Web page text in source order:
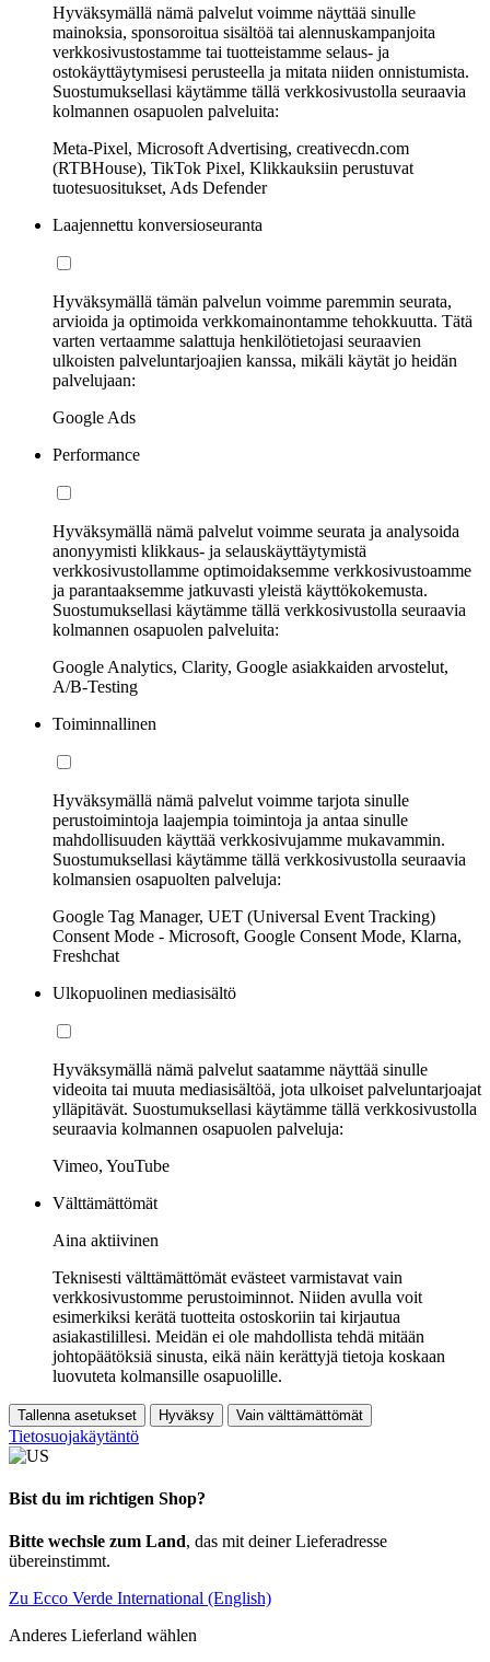
Hyväksymällä nämä palvelut voimme näyttää sinulle
mainoksia, sponsoroitua sisältöä tai alennuskampanjoita
verkkosivustostamme tai tuotteistamme selaus- ja
ostokäyttäytymisesi perusteella ja mitata niiden onnistumista.
Suostumuksellasi käytämme tällä verkkosivustolla seuraavia
kolmannen osapuolen palveluita:
Meta-Pixel, Microsoft Advertising, creativecdn.com
(RTBHouse), TikTok Pixel, Klikkauksiin perustuvat
tuotesuositukset, Ads Defender
Laajennettu konversioseuranta
Hyväksymällä tämän palvelun voimme paremmin seurata,
arvioida ja optimoida verkkomainontamme tehokkuutta. Tätä
varten vertaamme salattuja henkilötietojasi seuraavien
ulkoisten palveluntarjoajien kanssa, mikäli käytät jo heidän
palvelujaan:
Google Ads
Performance
Hyväksymällä nämä palvelut voimme seurata ja analysoida
anonyymisti klikkaus- ja selauskäyttäytymistä
verkkosivustollamme optimoidaksemme verkkosivustoamme
ja parantaaksemme jatkuvasti yleistä käyttökokemusta.
Suostumuksellasi käytämme tällä verkkosivustolla seuraavia
kolmannen osapuolen palveluita:
Google Analytics, Clarity, Google asiakkaiden arvostelut,
A/B-Testing
Toiminnallinen
Hyväksymällä nämä palvelut voimme tarjota sinulle
perustoimintoja laajempia toimintoja ja antaa sinulle
mahdollisuuden käyttää verkkosivujamme mukavammin.
Suostumuksellasi käytämme tällä verkkosivustolla seuraavia
kolmansien osapuolten palveluja:
Google Tag Manager, UET (Universal Event Tracking)
Consent Mode - Microsoft, Google Consent Mode, Klarna,
Freshchat
Ulkopuolinen mediasisältö
Hyväksymällä nämä palvelut saatamme näyttää sinulle
videoita tai muuta mediasisältöä, jota ulkoiset palveluntarjoajat
ylläpitävät. Suostumuksellasi käytämme tällä verkkosivustolla
seuraavia kolmannen osapuolen palveluja:
Vimeo, YouTube
Välttämättömät
Aina aktiivinen
Teknisesti välttämättömät evästeet varmistavat vain
verkkosivustomme perustoiminnot. Niiden avulla voit
esimerkiksi kerätä tuotteita ostoskoriin tai kirjautua
asiakastilillesi. Meidän ei ole mahdollista tehdä mitään
johtopäätöksiä sinusta, eikä näin kerättyjä tietoja koskaan
luovuteta kolmansille osapuolille.
Tallenna asetukset Hyväksy Vain välttämättömät
Tietosuojakäytäntö
Bist du im richtigen Shop?
Bitte wechsle zum Land, das mit deiner Lieferadresse
übereinstimmt.
Zu Ecco Verde International (English)
Anderes Lieferland wählen